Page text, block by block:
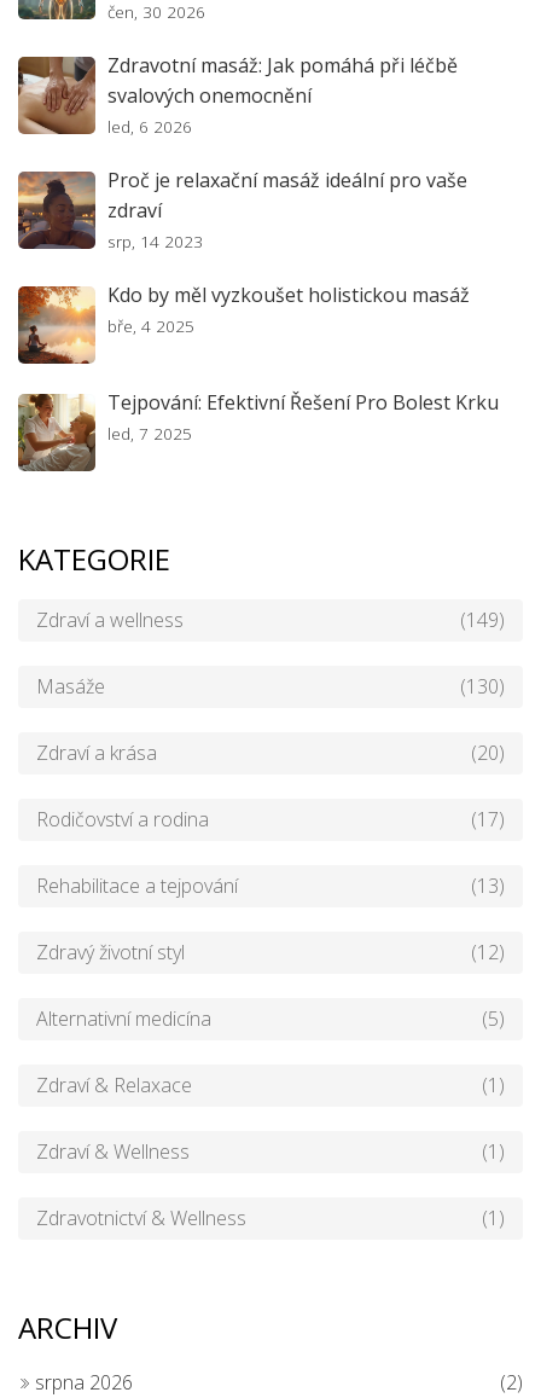
čen, 30 2026
Zdravotní masáž: Jak pomáhá při léčbě
svalových onemocnění
led, 6 2026
Proč je relaxační masáž ideální pro vaše
zdraví
srp, 14 2023
Kdo by měl vyzkoušet holistickou masáž
bře, 4 2025
Tejpování: Efektivní Řešení Pro Bolest Krku
led, 7 2025
KATEGORIE
Zdraví a wellness (149)
Masáže (130)
Zdraví a krása (20)
Rodičovství a rodina (17)
Rehabilitace a tejpování (13)
Zdravý životní styl (12)
Alternativní medicína (5)
Zdraví & Relaxace (1)
Zdraví & Wellness (1)
Zdravotnictví & Wellness (1)
ARCHIV
srpna 2026 (2)